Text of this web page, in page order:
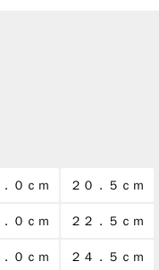
０ｃｍ ２０．５ｃｍ
０ｃｍ ２２．５ｃｍ
０ｃｍ ２４．５ｃｍ